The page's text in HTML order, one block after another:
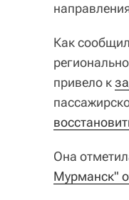
Как
привело к
Она
Мурманск"